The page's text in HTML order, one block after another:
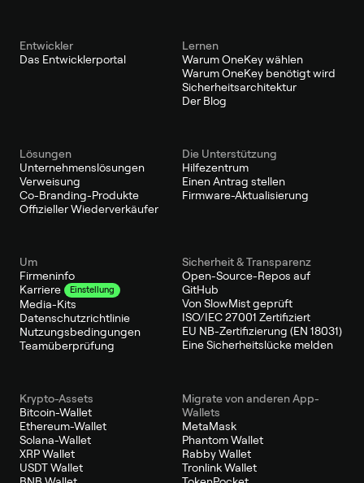
Entwickler
Das Entwicklerportal
Lernen
Warum OneKey wählen
Warum OneKey benötigt wird
Sicherheitsarchitektur
Der Blog
Lösungen
Unternehmenslösungen
Verweisung
Co-Branding-Produkte
Offizieller Wiederverkäufer
Die Unterstützung
Hilfezentrum
Einen Antrag stellen
Firmware-Aktualisierung
Um
Firmeninfo
Karriere
Einstellung
Media-Kits
Datenschutzrichtlinie
Nutzungsbedingungen
Teamüberprüfung
Sicherheit & Transparenz
Open-Source-Repos auf
GitHub
Von SlowMist geprüft
ISO/IEC 27001 Zertifiziert
EU NB-Zertifizierung (EN 18031)
Eine Sicherheitslücke melden
Krypto-Assets
Bitcoin-Wallet
Ethereum-Wallet
Solana-Wallet
XRP Wallet
USDT Wallet
Migrate von anderen App-
Wallets
MetaMask
Phantom Wallet
Rabby Wallet
Tronlink Wallet